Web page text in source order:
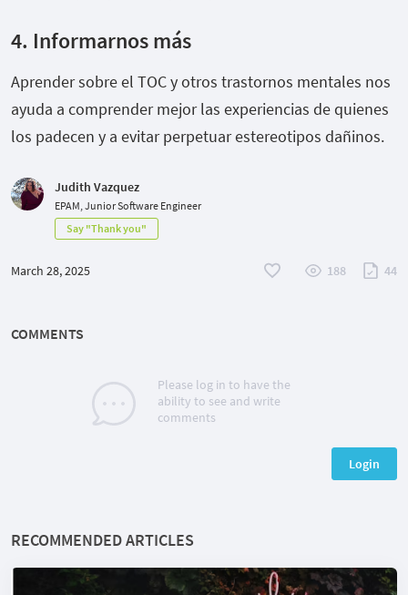
4. Informarnos más
Aprender sobre el TOC y otros trastornos mentales nos
ayuda a comprender mejor las experiencias de quienes
los padecen y a evitar perpetuar estereotipos dañinos.
Judith Vazquez
EPAM, Junior Software Engineer
Say "Thank you"
March 28, 2025 188 44
COMMENTS
Please log in to have the
ability to see and write
comments
Login
RECOMMENDED ARTICLES